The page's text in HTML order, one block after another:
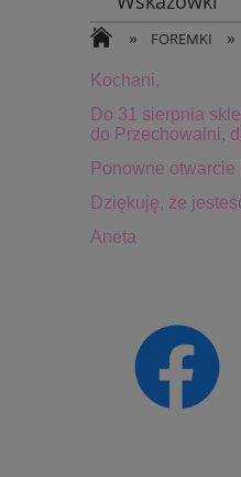
» FOREMKI »
Kochani,
Do 31 sierpnia
do Przechowalni,
Ponowne
Dziękuję, że
Aneta